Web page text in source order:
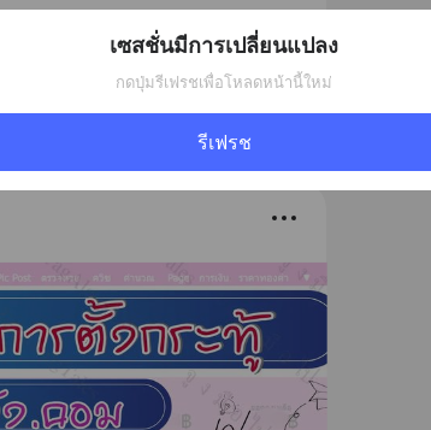
อยากหาที่ซ่อน ที่ไม่ต้องไกลมาก
อ ทำให้ใจมันได้หายใจอย่างเต็ม
Falls ในสวนลับ... อ่านต่อ
เซสชั่นมีการเปลี่ยนแปลง
กดปุ่มรีเฟรชเพื่อโหลดหน้านี้ใหม่
รีเฟรช